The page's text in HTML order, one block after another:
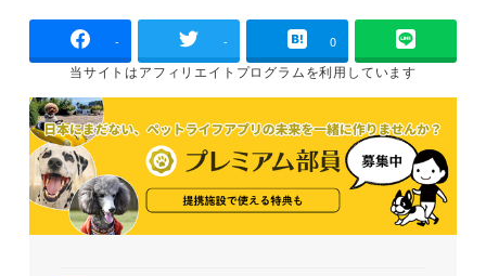
- - 0
当サイトはアフィリエイトプログラムを利用しています